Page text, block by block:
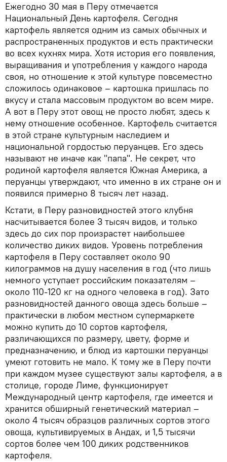
Ежегодно 30 мая в Перу отмечается
Национальный День картофеля. Сегодня
картофель является одним из самых обычных и
распространенных продуктов и есть практически
во всех кухнях мира. Хотя история его появления,
выращивания и употребления у каждого народа
своя, но отношение к этой культуре повсеместно
сложилось одинаковое – картошка пришлась по
вкусу и стала массовым продуктом во всем мире.
А вот в Перу этот овощ не просто любят, здесь к
нему отношение особенное. Картофель считается
в этой стране культурным наследием и
национальной гордостью перуанцев. Его здесь
называют не иначе как "папа". Не секрет, что
родиной картофеля является Южная Америка, а
перуанцы утверждают, что именно в их стране он и
появился примерно 8 тысяч лет назад.
Кстати, в Перу разновидностей этого клубня
насчитывается более 3 тысяч видов, и только
здесь до сих пор произрастет наибольшее
количество диких видов. Уровень потребления
картофеля в Перу составляет около 90
килограммов на душу населения в год (что лишь
немного уступает российским показателям –
около 110-120 кг на одного человека в год). Зато
разновидностей данного овоща здесь больше –
практически в любом местном супермаркете
можно купить до 10 сортов картофеля,
различающихся по размеру, цвету, форме и
предназначению, и блюд из картошки перуанцы
умеют готовить не мало. К тому же в Перу почти
при каждом музее существуют залы картофеля, а в
столице, городе Лиме, функционирует
Международный центр картофеля, где имеется и
хранится обширный генетический материал –
около 4 тысяч образцов различных сортов этого
овоща, культивируемых в Андах, и 1,5 тысячи
сортов более чем 100 диких родственников
картофеля.